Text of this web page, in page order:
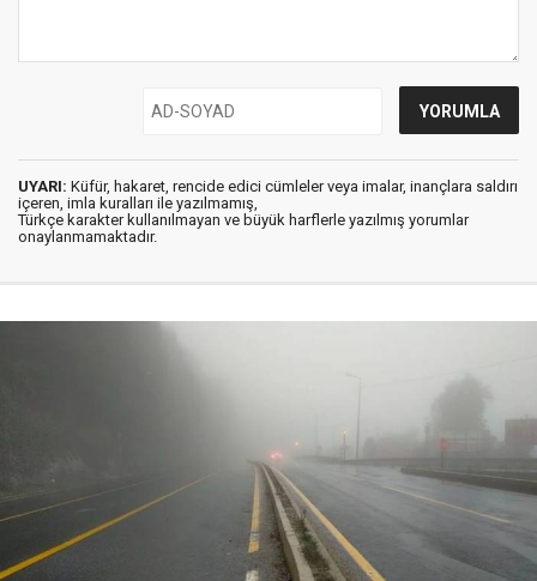
UYARI: Küfür, hakaret, rencide edici cümleler veya imalar, inançlara saldırı
içeren, imla kuralları ile yazılmamış,
Türkçe karakter kullanılmayan ve büyük harflerle yazılmış yorumlar
onaylanmamaktadır.